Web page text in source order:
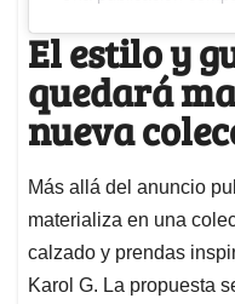
El estilo y
quedará
nueva
Más allá del anuncio
materializa en una
calzado y prendas
Karol G. La propuesta